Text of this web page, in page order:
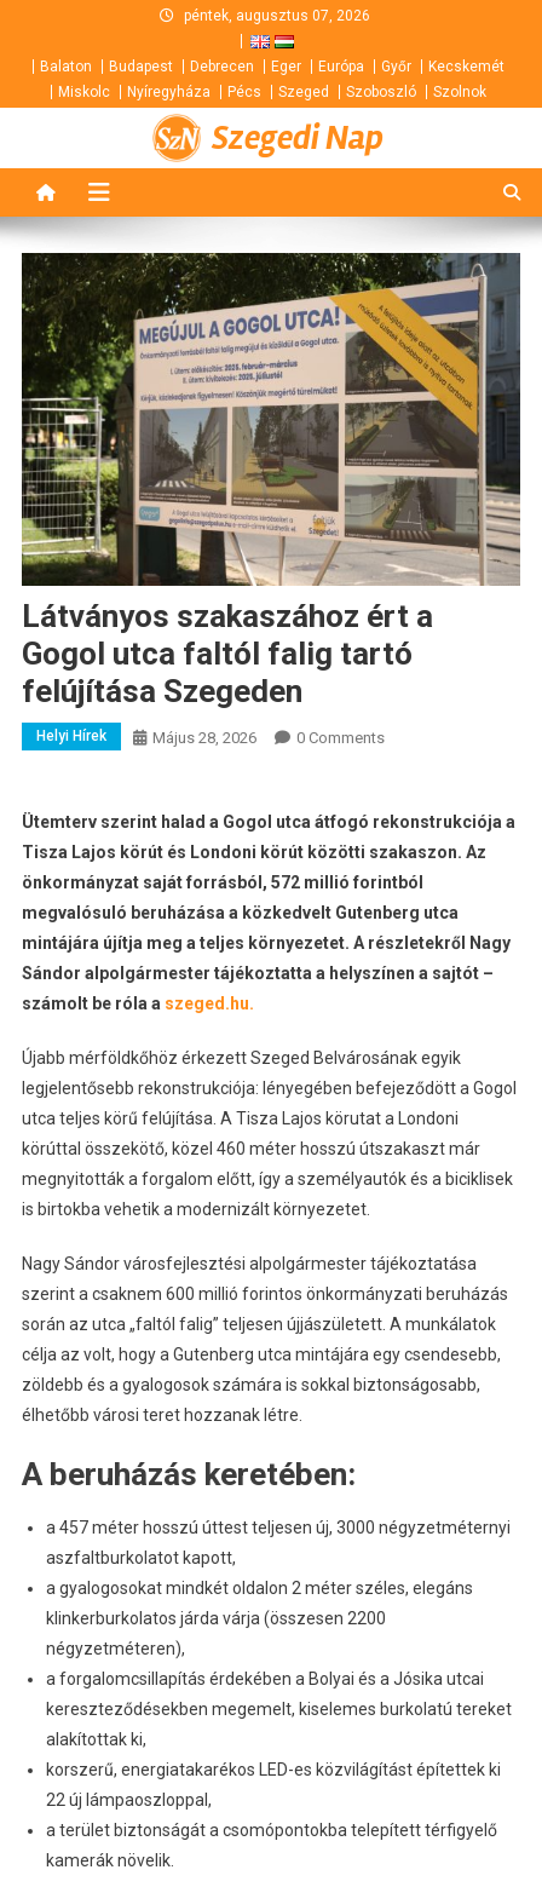
content
péntek, augusztus 07, 2026
Balaton Budapest Debrecen Eger Európa Győr
Kecskemét
Miskolc
Nyíregyháza Pécs Szeged Szoboszló Szolnok
Szegedi Nap
Látványos szakaszához ért a
Gogol utca faltól falig tartó
felújítása Szegeden
Helyi Hírek Május 28, 2026 0 Comments
Ütemterv szerint halad a Gogol utca átfogó rekonstrukciója a
Tisza Lajos körút és Londoni körút közötti szakaszon. Az
önkormányzat saját forrásból, 572 millió forintból
megvalósuló beruházása a közkedvelt Gutenberg utca
mintájára újítja meg a teljes környezetet. A részletekről Nagy
Sándor alpolgármester tájékoztatta a helyszínen a sajtót –
számolt be róla a szeged.hu.
Újabb mérföldkőhöz érkezett Szeged Belvárosának egyik
legjelentősebb rekonstrukciója: lényegében befejeződött a Gogol
utca teljes körű felújítása. A Tisza Lajos körutat a Londoni
körúttal összekötő, közel 460 méter hosszú útszakaszt már
megnyitották a forgalom előtt, így a személyautók és a biciklisek
is birtokba vehetik a modernizált környezetet.
Nagy Sándor városfejlesztési alpolgármester tájékoztatása
szerint a csaknem 600 millió forintos önkormányzati beruházás
során az utca „faltól falig” teljesen újjászületett. A munkálatok
célja az volt, hogy a Gutenberg utca mintájára egy csendesebb,
zöldebb és a gyalogosok számára is sokkal biztonságosabb,
élhetőbb városi teret hozzanak létre.
A beruházás keretében:
a 457 méter hosszú úttest teljesen új, 3000 négyzetméternyi
aszfaltburkolatot kapott,
a gyalogosokat mindkét oldalon 2 méter széles, elegáns
klinkerburkolatos járda várja (összesen 2200
négyzetméteren),
a forgalomcsillapítás érdekében a Bolyai és a Jósika utcai
kereszteződésekben megemelt, kiselemes burkolatú tereket
alakítottak ki,
korszerű, energiatakarékos LED-es közvilágítást építettek ki
22 új lámpaoszloppal,
a terület biztonságát a csomópontokba telepített térfigyelő
kamerák növelik.